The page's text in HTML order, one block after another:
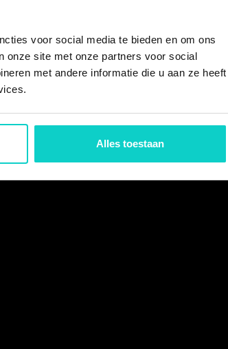
voor social media te bieden en om ons
onze site met onze partners voor social
met andere informatie die u aan ze heeft
Alles toestaan